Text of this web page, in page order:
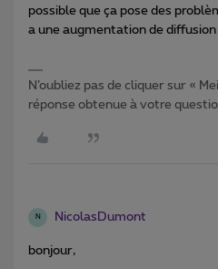
possible que ça pose des
a une augmentation de diffusion
N’oubliez pas de cliquer sur «
réponse obtenue à votre
N NicolasDumont
bonjour,